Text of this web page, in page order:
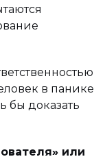
в панике
бы доказать
или